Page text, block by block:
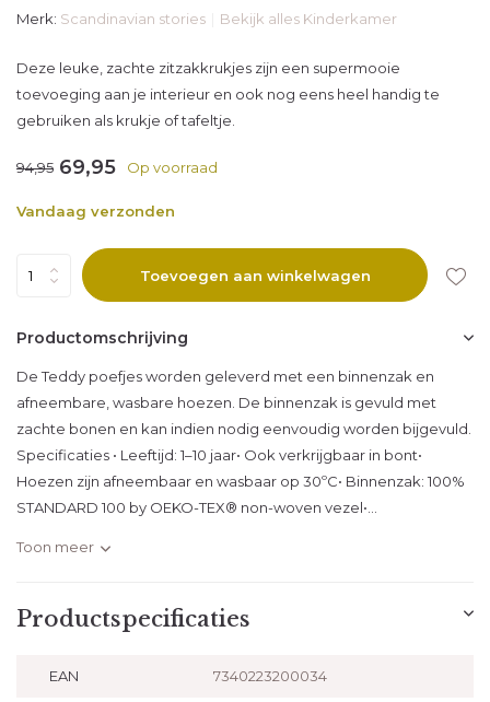
Merk: Scandinavian stories Bekijk alles Kinderkamer
Deze leuke, zachte zitzakkrukjes zijn een supermooie
toevoeging aan je interieur en ook nog eens heel handig te
gebruiken als krukje of tafeltje.
94,95 69,95 Op voorraad
Vandaag verzonden
Toevoegen aan winkelwagen
Productomschrijving
De Teddy poefjes worden geleverd met een binnenzak en
afneembare, wasbare hoezen. De binnenzak is gevuld met
zachte bonen en kan indien nodig eenvoudig worden bijgevuld.
Specificaties • Leeftijd: 1–10 jaar• Ook verkrijgbaar in bont•
Hoezen zijn afneembaar en wasbaar op 30ºC• Binnenzak: 100%
STANDARD 100 by OEKO-TEX® non-woven vezel•...
Toon meer
Productspecificaties
EAN 7340223200034